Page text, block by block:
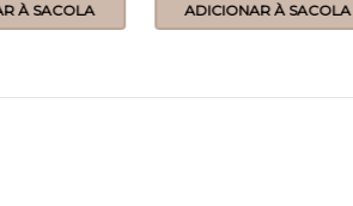
À SACOLA ADICIONAR À SACOLA